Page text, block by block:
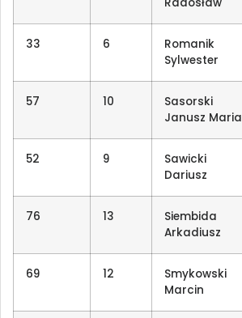
33 6
Romanik
Sylwester
57 10
Sasorski
Janusz Maria
52 9
Sawicki
Dariusz
76 13
Siembida
Arkadiusz
69 12
Smykowski
Marcin